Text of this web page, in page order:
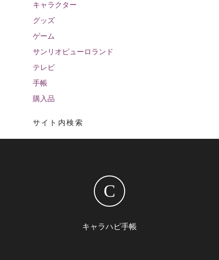
キャラクター
グッズ
ゲーム
サンリオピューロランド
テレビ
手帳
購入品
サイト内検索
C
キャラハピ手帳